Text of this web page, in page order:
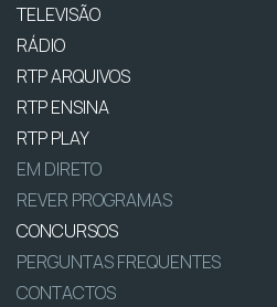
TELEVISÃO
RÁDIO
RTP ARQUIVOS
RTP ENSINA
RTP PLAY
EM DIRETO
REVER PROGRAMAS
CONCURSOS
PERGUNTAS FREQUENTES
CONTACTOS